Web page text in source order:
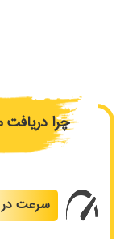
چرا دریافت
سرعت